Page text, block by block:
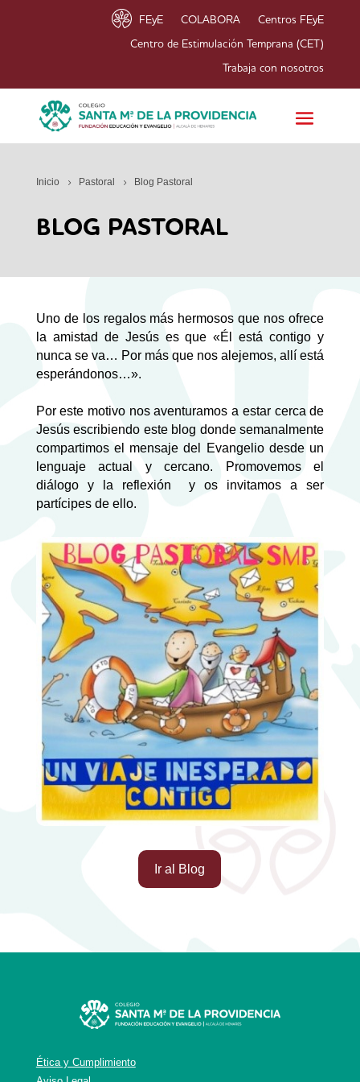
FEyE COLABORA Centros FEyE
Centro de Estimulación Temprana (CET)
Trabaja con nosotros
Inicio Pastoral Blog Pastoral
BLOG PASTORAL
Uno de los regalos más hermosos que nos ofrece
la amistad de Jesús es que «Él está contigo y
nunca se va… Por más que nos alejemos, allí está
esperándonos…».
Por este motivo nos aventuramos a estar cerca de
Jesús escribiendo este blog donde semanalmente
compartimos el mensaje del Evangelio desde un
lenguaje actual y cercano. Promovemos el
diálogo y la reflexión y os invitamos a ser
partícipes de ello.
Ir al Blog
Ética y Cumplimiento